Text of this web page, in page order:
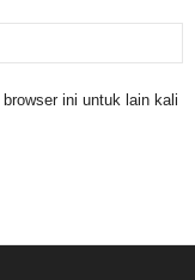
ini untuk lain kali